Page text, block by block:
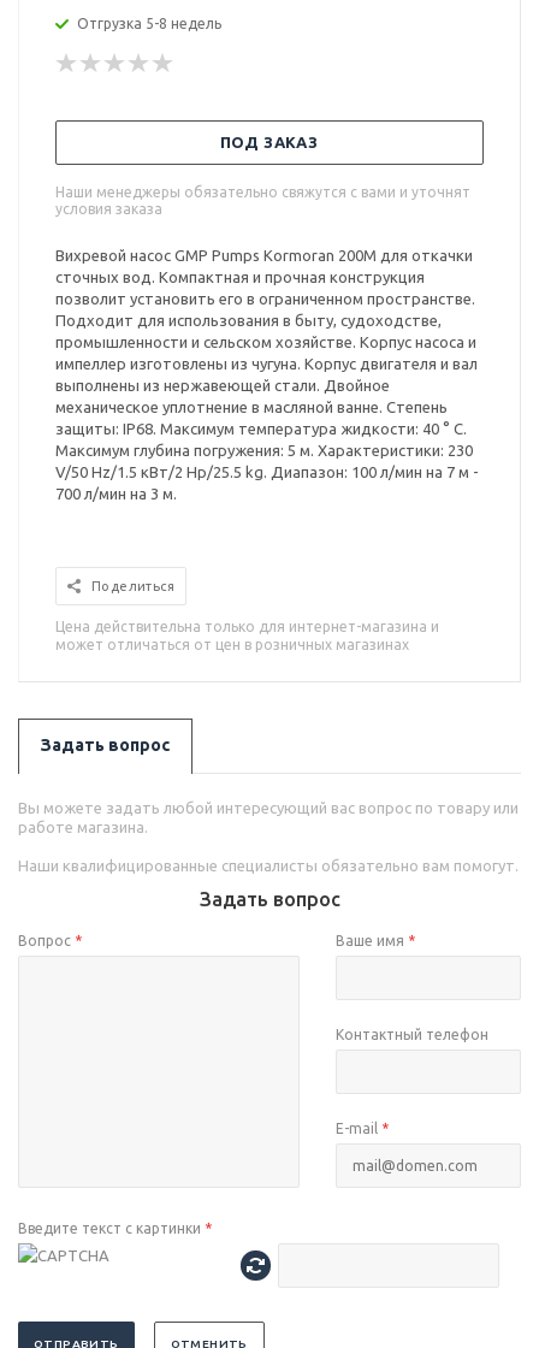
Отгрузка 5-8 недель
ПОД ЗАКАЗ
Наши менеджеры обязательно свяжутся с вами и уточнят
условия заказа
Вихревой насос GMP Pumps Kormoran 200M для откачки
сточных вод. Компактная и прочная конструкция
позволит установить его в ограниченном пространстве.
Подходит для использования в быту, судоходстве,
промышленности и сельском хозяйстве. Корпус насоса и
импеллер изготовлены из чугуна. Корпус двигателя и вал
выполнены из нержавеющей стали. Двойное
механическое уплотнение в масляной ванне. Степень
защиты: IP68. Максимум температура жидкости: 40 ° С.
Максимум глубина погружения: 5 м. Характеристики: 230
V/50 Hz/1.5 кВт/2 Hp/25.5 kg. Диапазон: 100 л/мин на 7 м -
700 л/мин на 3 м.
Поделиться
Цена действительна только для интернет-магазина и
может отличаться от цен в розничных магазинах
Задать вопрос
Вы можете задать любой интересующий вас вопрос по товару или
работе магазина.
Наши квалифицированные специалисты обязательно вам помогут.
Задать вопрос
Вопрос * Ваше имя *
Контактный телефон
E-mail *
Введите текст с картинки *
ОТПРАВИТЬ ОТМЕНИТЬ